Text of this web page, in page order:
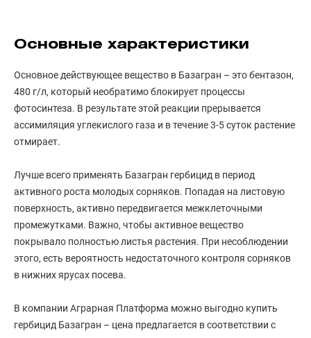
Основные характеристики
Основное действующее вещество в Базагран – это бентазон,
480 г/л, который необратимо блокирует процессы
фотосинтеза. В результате этой реакции прерывается
ассимиляция углекислого газа и в течение 3-5 суток растение
отмирает.
Лучше всего применять Базагран гербицид в период
активного роста молодых сорняков. Попадая на листовую
поверхность, активно передвигается межклеточными
промежутками. Важно, чтобы активное вещество
покрывало полностью листья растения. При несоблюдении
этого, есть вероятность недостаточного контроля сорняков
в нижних ярусах посева.
В компании Аграрная Платформа можно выгодно купить
гербицид Базагран – цена предлагается в соответствии с